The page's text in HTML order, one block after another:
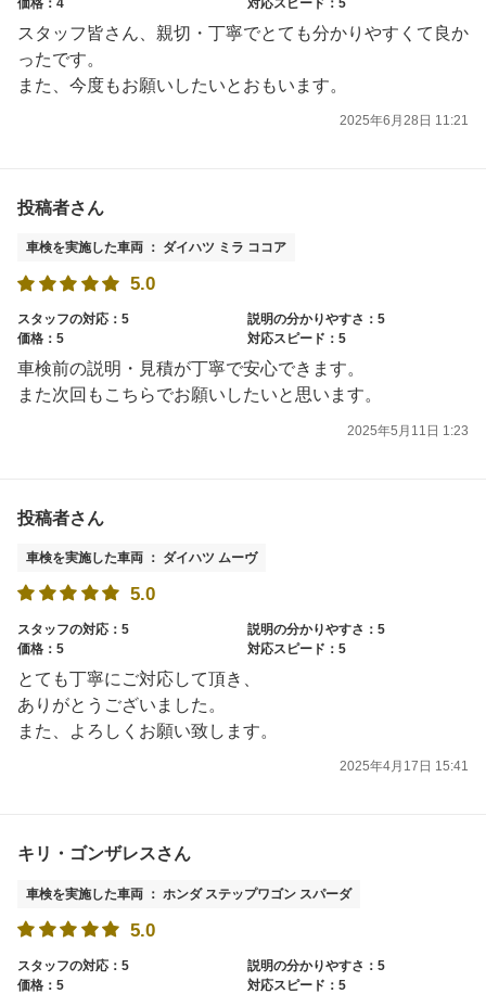
スタッフ皆さん、親切・丁寧でとても分かりやすくて良か
ったです。
また、今度もお願いしたいとおもいます。
2025年6月28日 11:21
投稿者さん
車検を実施した車両 ： ダイハツ ミラ ココア
5.0
スタッフの対応：5
説明の分かりやすさ：5
価格：5
対応スピード：5
車検前の説明・見積が丁寧で安心できます。
また次回もこちらでお願いしたいと思います。
2025年5月11日 1:23
投稿者さん
車検を実施した車両 ： ダイハツ ムーヴ
5.0
スタッフの対応：5
説明の分かりやすさ：5
価格：5
対応スピード：5
とても丁寧にご対応して頂き、
ありがとうございました。
また、よろしくお願い致します。
2025年4月17日 15:41
キリ・ゴンザレスさん
車検を実施した車両 ： ホンダ ステップワゴン スパーダ
5.0
スタッフの対応：5
説明の分かりやすさ：5
価格：5
対応スピード：5